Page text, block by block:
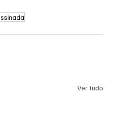
Ver tudo